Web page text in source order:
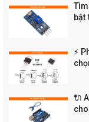
bật
⚡
🔌